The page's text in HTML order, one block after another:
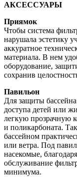
АКСЕССУАРЫ
Приямок
Чтобы система
нарушала эстетику
аккуратное
материала. В нем
оборудование,
сохранив
Павильон
Для защиты
доступа детей или
легкую прозрачную
и поликарбоната.
бассейном
или ветра. Под
насекомые,
обслуживание
минимума.